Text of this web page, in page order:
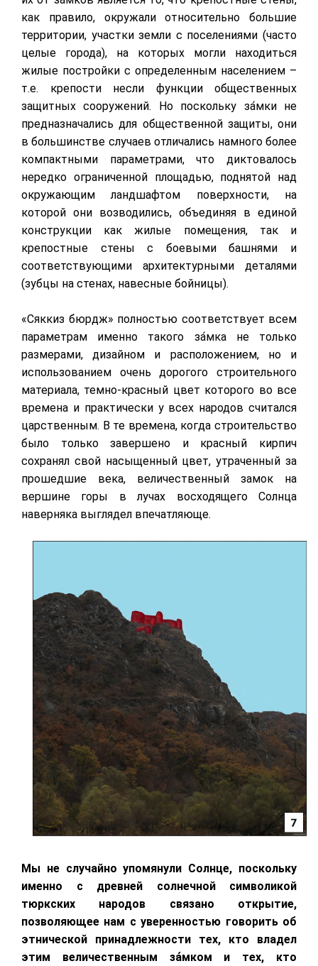
как правило, окружали относительно большие
территории, участки земли с поселениями (часто
целые города), на которых могли находиться
жилые постройки с определенным населением –
т.е. крепости несли функции общественных
защитных сооружений. Но поскольку за́мки не
предназначались для общественной защиты, они
в большинстве случаев отличались намного более
компактными параметрами, что диктовалось
нередко ограниченной площадью, поднятой над
окружающим ландшафтом поверхности, на
которой они возводились, объединяя в единой
конструкции как жилые помещения, так и
крепостные стены с боевыми башнями и
соответствующими архитектурными деталями
(зубцы на стенах, навесные бойницы).
«Сяккиз бюрдж» полностью соответствует всем
параметрам именно такого за́мка не только
размерами, дизайном и расположением, но и
использованием очень дорогого строительного
материала, темно-красный цвет которого во все
времена и практически у всех народов считался
царственным. В те времена, когда строительство
было только завершено и красный кирпич
сохранял свой насыщенный цвет, утраченный за
прошедшие века, величественный замок на
вершине горы в лучах восходящего Солнца
наверняка выглядел впечатляюще.
Мы не случайно упомянули Солнце, поскольку
именно с древней солнечной символикой
тюркских народов связано открытие,
позволяющее нам с уверенностью говорить об
этнической принадлежности тех, кто владел
этим величественным за́мком и тех, кто